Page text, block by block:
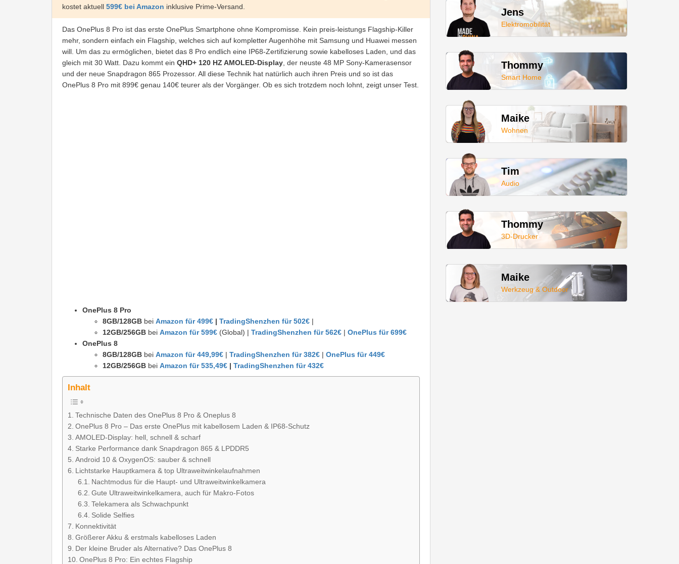
kostet aktuell 599€ bei Amazon inklusive Prime-Versand.
Das OnePlus 8 Pro ist das erste OnePlus Smartphone ohne Kompromisse. Kein preis-leistungs Flagship-Killer
mehr, sondern einfach ein Flagship, welches sich auf kompletter Augenhöhe mit Samsung und Huawei messen
will. Um das zu ermöglichen, bietet das 8 Pro endlich eine IP68-Zertifizierung sowie kabelloses Laden, und das
gleich mit 30 Watt. Dazu kommt ein QHD+ 120 HZ AMOLED-Display , der neuste 48 MP Sony-Kamerasensor
und der neue Snapdragon 865 Prozessor. All diese Technik hat natürlich auch ihren Preis und so ist das
OnePlus 8 Pro mit 899€ genau 140€ teurer als der Vorgänger. Ob es sich trotzdem noch lohnt, zeigt unser Test.
OnePlus 8 Pro
8GB/128GB bei Amazon für 499€ | TradingShenzhen für 502€ |
12GB/256GB bei Amazon für 599€ (Global) | TradingShenzhen für 562€ | OnePlus für 699€
OnePlus 8
8GB/128GB bei Amazon für 449,99€ | TradingShenzhen für 382€ | OnePlus für 449€
12GB/256GB bei Amazon für 535,49€ | TradingShenzhen für 432€
Inhalt
Technische Daten des OnePlus 8 Pro & Oneplus 8
OnePlus 8 Pro – Das erste OnePlus mit kabellosem Laden & IP68-Schutz
AMOLED-Display: hell, schnell & scharf
Starke Performance dank Snapdragon 865 & LPDDR5
Android 10 & OxygenOS: sauber & schnell
Lichtstarke Hauptkamera & top Ultraweitwinkelaufnahmen
Nachtmodus für die Haupt- und Ultraweitwinkelkamera
Gute Ultraweitwinkelkamera, auch für Makro-Fotos
Telekamera als Schwachpunkt
Solide Selfies
Konnektivität
Größerer Akku & erstmals kabelloses Laden
Der kleine Bruder als Alternative? Das OnePlus 8
OnePlus 8 Pro: Ein echtes Flagship
Jens
Elektromobilität
Thommy
Smart Home
Maike
Wohnen
Tim
Audio
Thommy
3D-Drucker
Maike
Werkzeug & Outdoor